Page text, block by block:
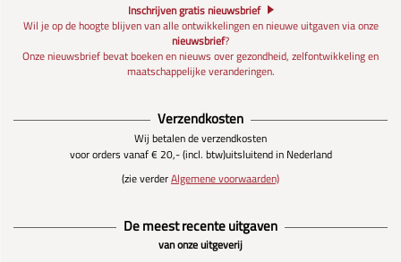
Inschrijven gratis nieuwsbrief
Wil je op de hoogte blijven van alle ontwikkelingen en nieuwe uitgaven via onze
nieuwsbrief?
Onze nieuwsbrief bevat boeken en nieuws over gezondheid, zelfontwikkeling en
maatschappelijke veranderingen.
Verzendkosten
Wij betalen de verzendkosten
voor orders vanaf € 20,- (incl. btw)uitsluitend in Nederland
(zie verderAlgemene voorwaarden)
De meest recente uitgaven
van onze uitgeverij